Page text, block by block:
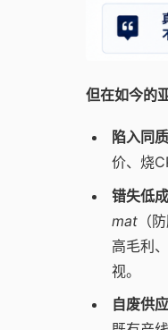
但在如今的
陷入同
价、烧
错失低
mat（防
高毛利
视。
自废供